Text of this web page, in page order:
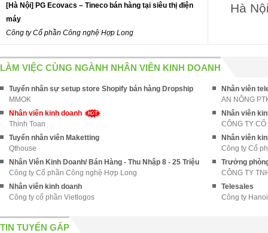
[Hà Nội] PG Ecovacs – Tineco bán hàng tại siêu thị điện
máy
Công ty Cổ phần Công nghệ Hợp Long
Hà
LÀM VIỆC CÙNG NGÀNH NHÂN VIÊN KINH DOANH
Tuyển nhân sự setup store Shopify bán hàng Dropship
MMOK
Nhân viên
AN NÔNG
Nhân viên kinh doanh
Thinh Toan
Nhân viên
CÔNG TY
Tuyển nhân viên Maketting
Qthouse
Nhân viên
Công ty Cổ
Nhân Viên Kinh Doanh/ Bán Hàng - Thu Nhập 8 - 25 Triệu
Công ty Cổ phần Công nghệ Hợp Long
Trưởng
CÔNG TY
Nhân viên kinh doanh
Công ty cổ phần Vietlogos
Telesales
Công ty
TIN TUYỂN GẤP